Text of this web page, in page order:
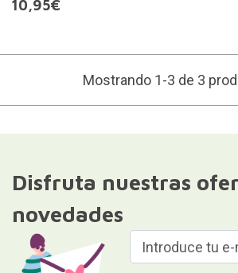
10,95€
Mostrando 1-3 de 3
Disfruta nuestras
novedades